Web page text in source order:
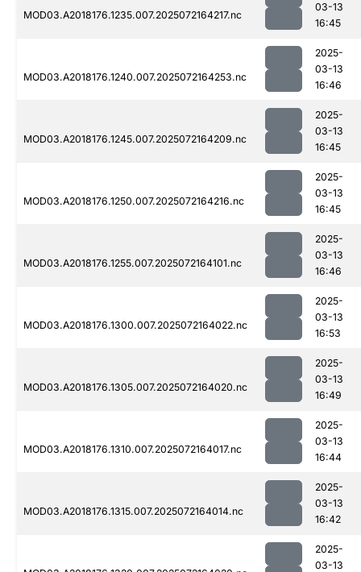
MOD03.A2018176.1235.007.2025072164217.nc
03-13
16:45
MOD03.A2018176.1240.007.2025072164253.nc
2025-
03-13
16:46
MOD03.A2018176.1245.007.2025072164209.nc
2025-
03-13
16:45
MOD03.A2018176.1250.007.2025072164216.nc
2025-
03-13
16:45
MOD03.A2018176.1255.007.2025072164101.nc
2025-
03-13
16:46
MOD03.A2018176.1300.007.2025072164022.nc
2025-
03-13
16:53
MOD03.A2018176.1305.007.2025072164020.nc
2025-
03-13
16:49
MOD03.A2018176.1310.007.2025072164017.nc
2025-
03-13
16:44
MOD03.A2018176.1315.007.2025072164014.nc
2025-
03-13
16:42
2025-
03-13